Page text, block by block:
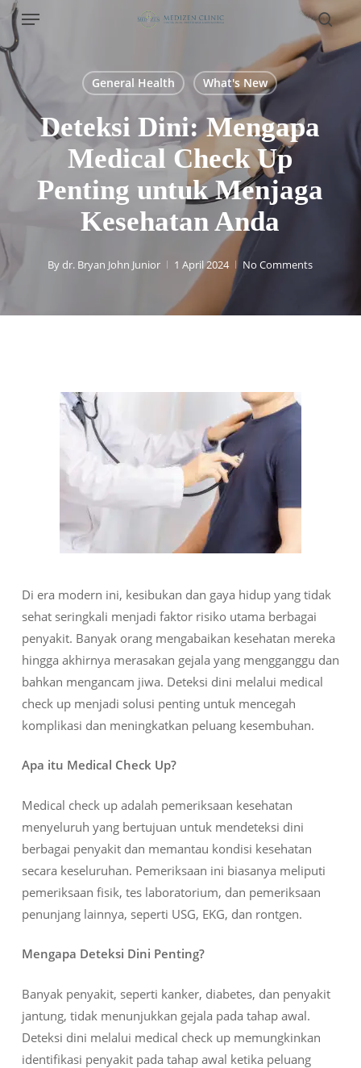
Skip
main
content
Menu
General Health What's New
Deteksi Dini: Mengapa
Medical Check Up
Penting untuk Menjaga
Kesehatan Anda
Bydr. Bryan John Junior 1 April 2024 No Comments
Di era modern ini, kesibukan dan gaya hidup yang tidak
sehat seringkali menjadi faktor risiko utama berbagai
penyakit. Banyak orang mengabaikan kesehatan mereka
hingga akhirnya merasakan gejala yang mengganggu dan
bahkan mengancam jiwa. Deteksi dini melalui medical
check up menjadi solusi penting untuk mencegah
komplikasi dan meningkatkan peluang kesembuhan.
Apa itu Medical Check Up?
Medical check up adalah pemeriksaan kesehatan
menyeluruh yang bertujuan untuk mendeteksi dini
berbagai penyakit dan memantau kondisi kesehatan
secara keseluruhan. Pemeriksaan ini biasanya meliputi
pemeriksaan fisik, tes laboratorium, dan pemeriksaan
penunjang lainnya, seperti USG, EKG, dan rontgen.
Mengapa Deteksi Dini Penting?
Banyak penyakit, seperti kanker, diabetes, dan penyakit
jantung, tidak menunjukkan gejala pada tahap awal.
Deteksi dini melalui medical check up memungkinkan
identifikasi penyakit pada tahap awal ketika peluang